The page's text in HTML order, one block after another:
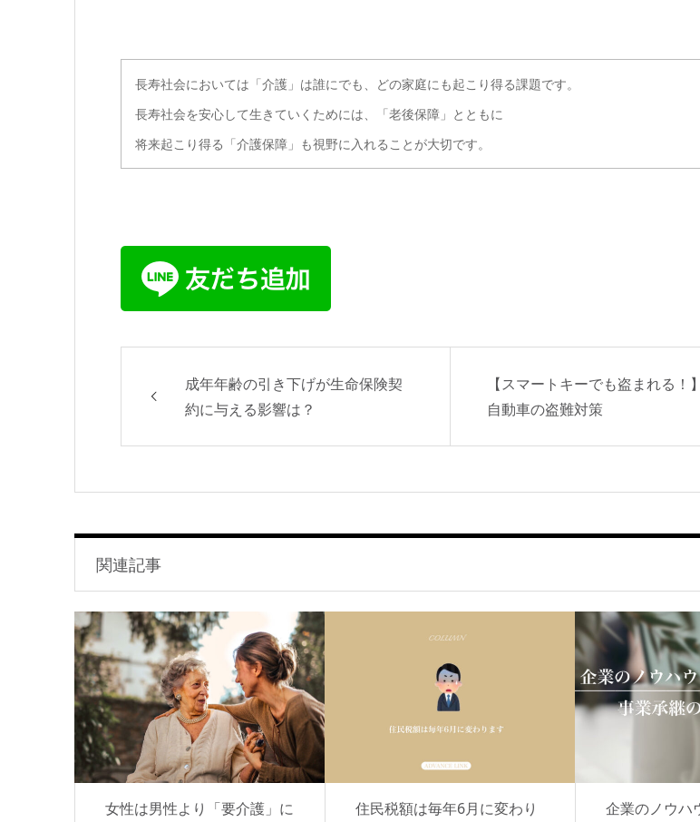
長寿社会においては「介護」は誰にでも、どの家庭にも起こり得る課題です。
長寿社会を安心して生きていくためには、「老後保障」とともに
将来起こり得る「介護保障」も視野に入れることが大切です。
成年年齢の引き下げが生命保険契
約に与える影響は？
【スマートキーでも盗まれる！】
自動車の盗難対策
関連記事
女性は男性より「要介護」に
住民税額は毎年6月に変わり
企業のノウハ